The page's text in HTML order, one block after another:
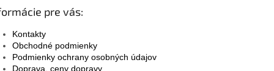
pre vás:
Kontakty
Obchodné podmienky
Podmienky ochrany osobných údajov
Doprava, ceny dopravy